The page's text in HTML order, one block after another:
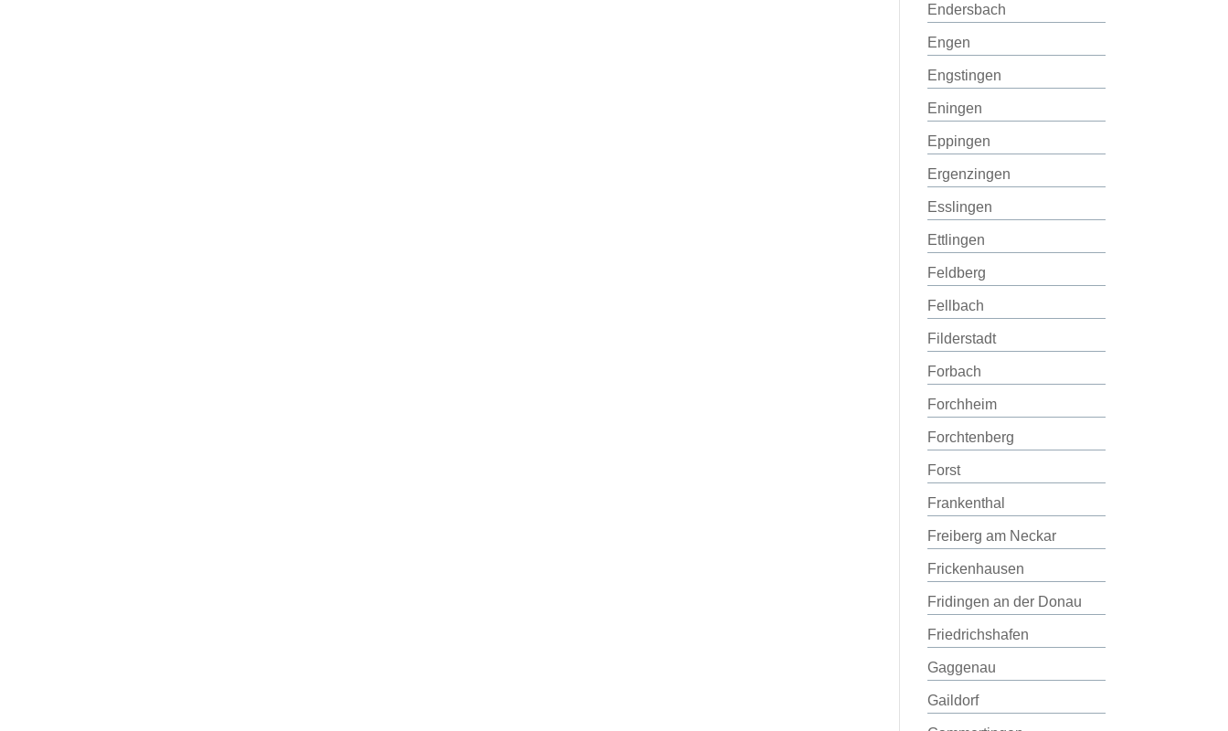
Endersbach
Engen
Engstingen
Eningen
Eppingen
Ergenzingen
Esslingen
Ettlingen
Feldberg
Fellbach
Filderstadt
Forbach
Forchheim
Forchtenberg
Forst
Frankenthal
Freiberg am Neckar
Frickenhausen
Fridingen an der Donau
Friedrichshafen
Gaggenau
Gaildorf